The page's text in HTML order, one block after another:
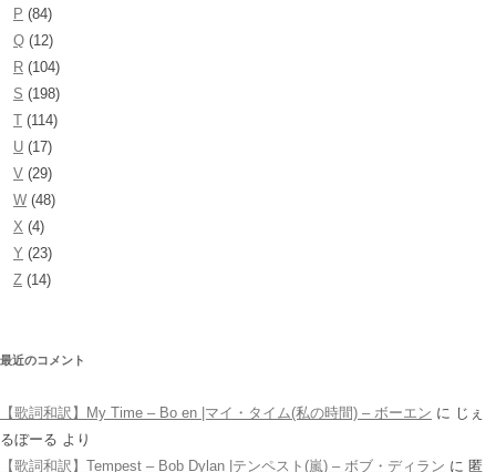
P (84)
Q (12)
R (104)
S (198)
T (114)
U (17)
V (29)
W (48)
X (4)
Y (23)
Z (14)
最近のコメント
【歌詞和訳】My Time – Bo en |マイ・タイム(私の時間) – ボーエン に じぇ
るぼーる より
【歌詞和訳】Tempest – Bob Dylan |テンペスト(嵐) – ボブ・ディラン に 匿